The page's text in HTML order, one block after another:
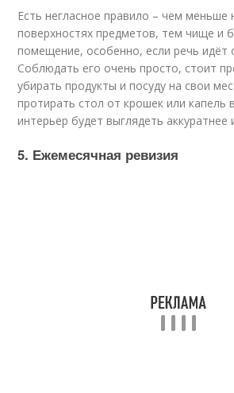
Есть негласное правило – чем меньше
поверхностях предметов, тем чище и
помещение, особенно, если речь идёт
Соблюдать его очень просто, стоит
убирать продукты и посуду на свои
протирать стол от крошек или капель
интерьер будет выглядеть аккуратнее
5. Ежемесячная ревизия